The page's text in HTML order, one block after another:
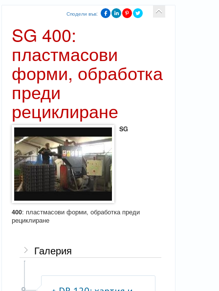
Сподели във:
SG 400:
пластмасови
форми, обработка
преди
рециклиране
SG
400: пластмасови форми, обработка преди
рециклиране
Галерия